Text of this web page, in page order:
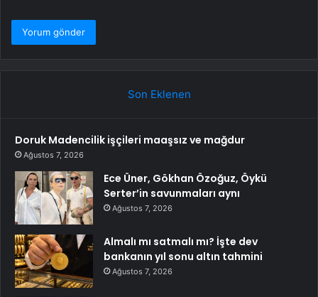
Son Eklenen
Doruk Madencilik işçileri maaşsız ve mağdur
Ağustos 7, 2026
Ece Üner, Gökhan Özoğuz, Öykü
Serter’in savunmaları aynı
Ağustos 7, 2026
Almalı mı satmalı mı? İşte dev
bankanın yıl sonu altın tahmini
Ağustos 7, 2026